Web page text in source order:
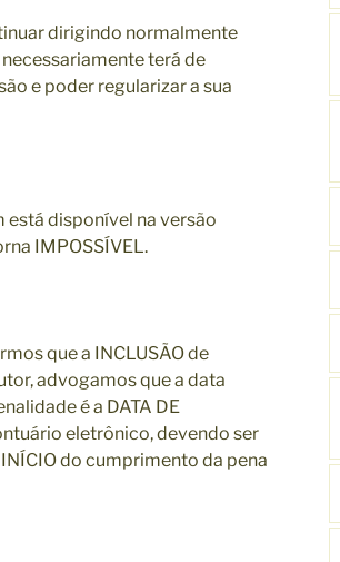
dirigindo normalmente
necessariamente terá de
e poder regularizar a sua
está disponível na versão
IMPOSSÍVEL.
que a INCLUSÃO de
advogamos que a data
é a DATA DE
eletrônico, devendo ser
do cumprimento da pena